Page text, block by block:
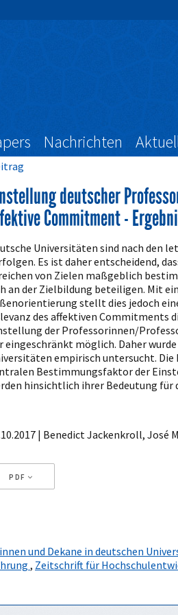
Nachrichten
deutscher
Commitment -
Universitäten sind nach den
Es ist daher entscheidend,
von Zielen maßgeblich
an der Zielbildung beteiligen. Mit
stellt dies jedoch
des affektiven Commitments
der Professorinnen/
eingeschränkt möglich. Daher
empirisch untersucht. Die
Bestimmungsfaktor der
hinsichtlich ihrer Bedeutung für
| Benedict Jackenkroll, José
PDF
und Dekane in deutschen
, Zeitschrift für